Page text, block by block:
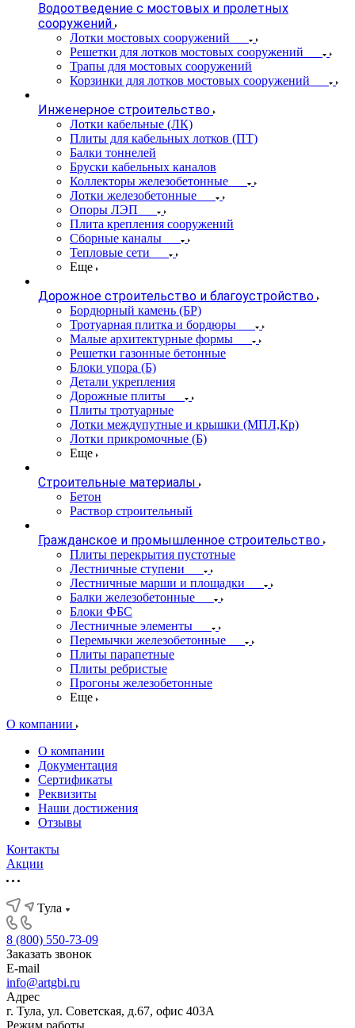
Водоотведение с мостовых и пролетных
сооружений
Лотки мостовых сооружений
Решетки для лотков мостовых сооружений
Трапы для мостовых сооружений
Корзинки для лотков мостовых сооружений
Инженерное строительство
Лотки кабельные (ЛК)
Плиты для кабельных лотков (ПТ)
Балки тоннелей
Бруски кабельных каналов
Коллекторы железобетонные
Лотки железобетонные
Опоры ЛЭП
Плита крепления сооружений
Сборные каналы
Тепловые сети
Еще
Дорожное строительство и благоустройство
Бордюрный камень (БР)
Тротуарная плитка и бордюры
Малые архитектурные формы
Решетки газонные бетонные
Блоки упора (Б)
Детали укрепления
Дорожные плиты
Плиты тротуарные
Лотки междупутные и крышки (МПЛ,Кр)
Лотки прикромочные (Б)
Еще
Строительные материалы
Бетон
Раствор строительный
Гражданское и промышленное строительство
Плиты перекрытия пустотные
Лестничные ступени
Лестничные марши и площадки
Балки железобетонные
Блоки ФБС
Лестничные элементы
Перемычки железобетонные
Плиты парапетные
Плиты ребристые
Прогоны железобетонные
Еще
О компании
О компании
Документация
Сертификаты
Реквизиты
Наши достижения
Отзывы
Контакты
Акции
Тула
8 (800) 550-73-09
Заказать звонок
E-mail
info@artgbi.ru
Адрес
г. Тула, ул. Советская, д.67, офис 403А
Режим работы